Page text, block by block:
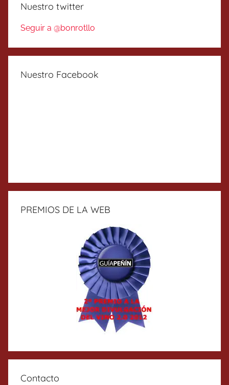
Nuestro twitter
Seguir a @bonrotllo
Nuestro Facebook
PREMIOS DE LA WEB
Contacto